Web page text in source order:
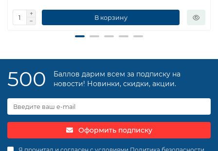
В корзину
500
Баллов дарим всем за подписку на
новости! Новинки, скидки, акции.
Оформить подписку